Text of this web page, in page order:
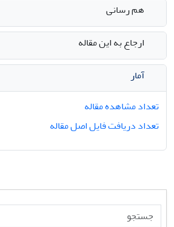
هم رسانی
ارجاع به این مقاله
آمار
تعداد مشاهده مقاله
تعداد دریافت فایل اصل مقاله